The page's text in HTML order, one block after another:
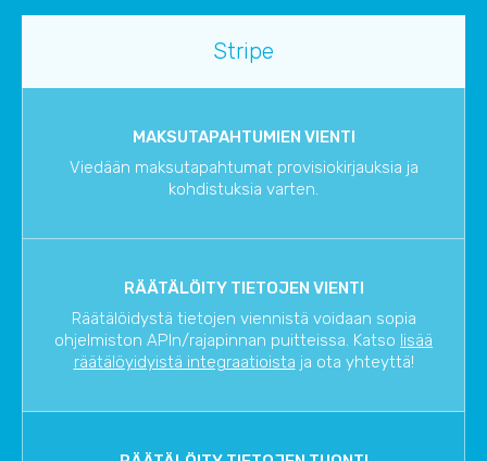
Stripe
MAKSUTAPAHTUMIEN VIENTI
Viedään maksutapahtumat provisiokirjauksia ja
kohdistuksia varten.
RÄÄTÄLÖITY TIETOJEN VIENTI
Räätälöidystä tietojen viennistä voidaan sopia
ohjelmiston APIn/rajapinnan puitteissa. Katso lisää
räätälöyidyistä integraatioista ja ota yhteyttä!